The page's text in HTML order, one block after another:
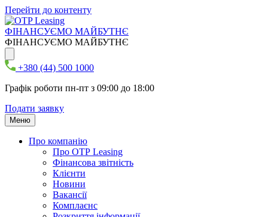
Перейти до контенту
ФІНАНСУЄМО МАЙБУТНЄ
ФІНАНСУЄМО МАЙБУТНЄ
+380 (44) 500 1000
Графік роботи пн-пт з 09:00 до 18:00
Подати заявку
Меню
Про компанію
Про ОТР Leasing
Фінансова звітність
Клієнти
Новини
Вакансії
Комплаєнс